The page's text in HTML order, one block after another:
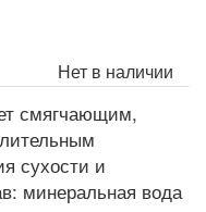
Нет в наличии